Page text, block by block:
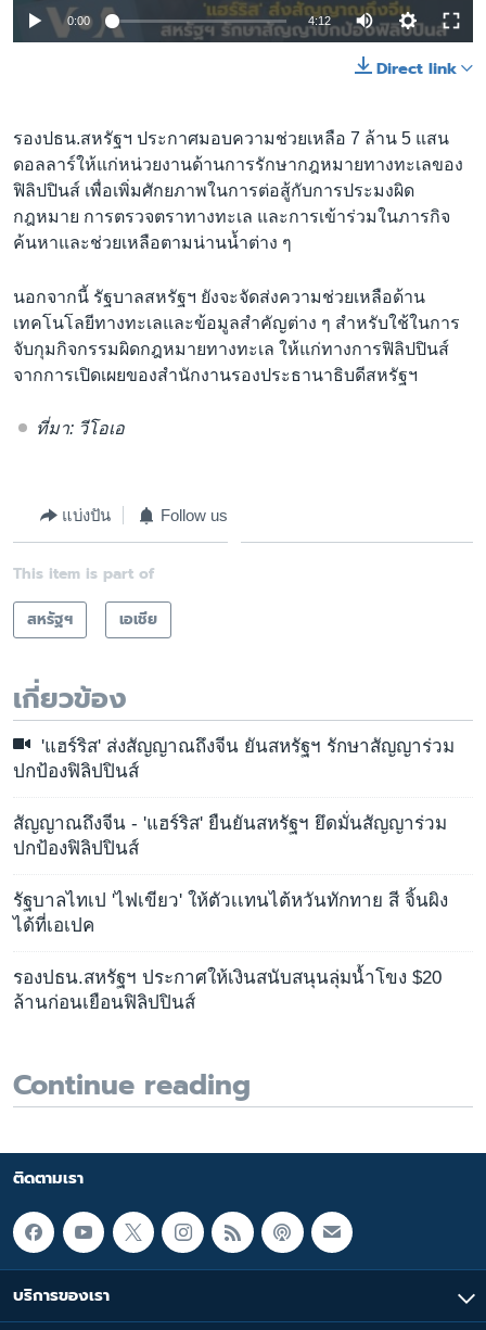
0:00 4:12
Direct link
รองปธน.สหรัฐฯ ประกาศมอบความช่วยเหลือ 7 ล้าน 5 แสน
ดอลลาร์ให้แก่หน่วยงานด้านการรักษากฎหมายทางทะเลของ
ฟิลิปปินส์ เพื่อเพิ่มศักยภาพในการต่อสู้กับการประมงผิด
กฎหมาย การตรวจตราทางทะเล และการเข้าร่วมในภารกิจ
ค้นหาและช่วยเหลือตามน่านน้ำต่าง ๆ
นอกจากนี้ รัฐบาลสหรัฐฯ ยังจะจัดส่งความช่วยเหลือด้าน
เทคโนโลยีทางทะเลและข้อมูลสำคัญต่าง ๆ สำหรับใช้ในการ
จับกุมกิจกรรมผิดกฎหมายทางทะเล ให้แก่ทางการฟิลิปปินส์
จากการเปิดเผยของสำนักงานรองประธานาธิบดีสหรัฐฯ
ที่มา: วีโอเอ
แบ่งปัน Follow us
This item is part of
สหรัฐฯ
เอเชีย
เกี่ยวข้อง
'แฮร์ริส' ส่งสัญญาณถึงจีน ยันสหรัฐฯ รักษาสัญญาร่วม
ปกป้องฟิลิปปินส์
สัญญาณถึงจีน - 'แฮร์ริส' ยืนยันสหรัฐฯ ยึดมั่นสัญญาร่วม
ปกป้องฟิลิปปินส์
รัฐบาลไทเป 'ไฟเขียว' ให้ตัวเเทนไต้หวันทักทาย สี จิ้นผิง
ได้ที่เอเปค
รองปธน.สหรัฐฯ ประกาศให้เงินสนับสนุนลุ่มน้ำโขง $20
ล้านก่อนเยือนฟิลิปปินส์
Continue reading
ติดตามเรา
บริการของเรา